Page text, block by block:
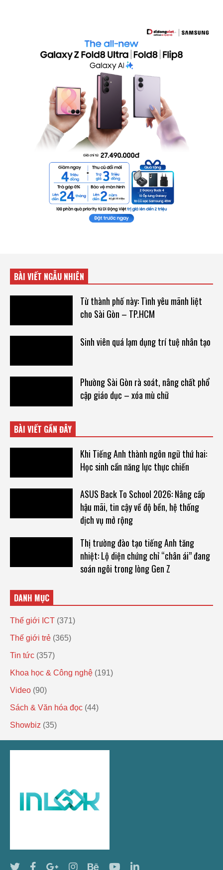
BÀI VIẾT NGẪU NHIÊN
Từ thành phố này: Tình yêu mãnh liệt
cho Sài Gòn – TP.HCM
Sinh viên quá lạm dụng trí tuệ nhân tạo
Phường Sài Gòn rà soát, nâng chất phổ
cập giáo dục – xóa mù chữ
BÀI VIẾT GẦN ĐÂY
Khi Tiếng Anh thành ngôn ngữ thứ hai:
Học sinh cần năng lực thực chiến
ASUS Back To School 2026: Nâng cấp
hậu mãi, tin cậy về độ bền, hệ thống
dịch vụ mở rộng
Thị trường đào tạo tiếng Anh tăng
nhiệt: Lộ diện chứng chỉ “chân ái” đang
soán ngôi trong lòng Gen Z
DANH MỤC
Thế giới ICT (371)
Thế giới trẻ (365)
Tin tức (357)
Khoa học & Công nghệ (191)
Video (90)
Sách & Văn hóa đọc (44)
Showbiz (35)